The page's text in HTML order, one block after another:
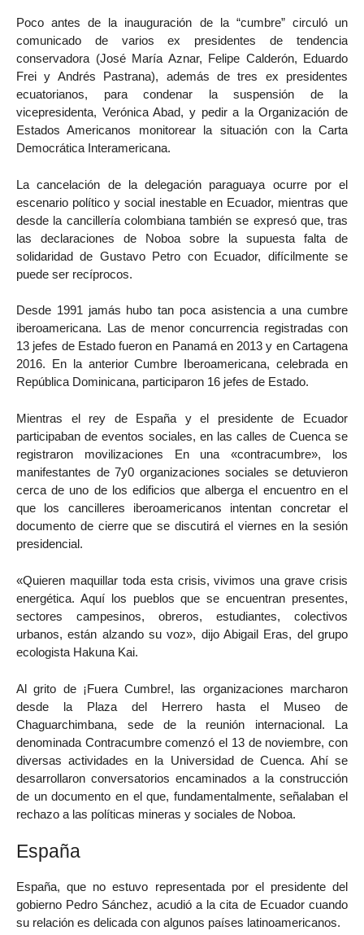
Poco antes de la inauguración de la “cumbre” circuló un
comunicado de varios ex presidentes de tendencia
conservadora (José María Aznar, Felipe Calderón, Eduardo
Frei y Andrés Pastrana), además de tres ex presidentes
ecuatorianos, para condenar la suspensión de la
vicepresidenta, Verónica Abad, y pedir a la Organización de
Estados Americanos monitorear la situación con la Carta
Democrática Interamericana.
La cancelación de la delegación paraguaya ocurre por el
escenario político y social inestable en Ecuador, mientras que
desde la cancillería colombiana también se expresó que, tras
las declaraciones de Noboa sobre la supuesta falta de
solidaridad de Gustavo Petro con Ecuador, difícilmente se
puede ser recíprocos.
Desde 1991 jamás hubo tan poca asistencia a una cumbre
iberoamericana. Las de menor concurrencia registradas con
13 jefes de Estado fueron en Panamá en 2013 y en Cartagena
2016. En la anterior Cumbre Iberoamericana, celebrada en
República Dominicana, participaron 16 jefes de Estado.
Mientras el rey de España y el presidente de Ecuador
participaban de eventos sociales, en las calles de Cuenca se
registraron movilizaciones En una «contracumbre», los
manifestantes de 7y0 organizaciones sociales se detuvieron
cerca de uno de los edificios que alberga el encuentro en el
que los cancilleres iberoamericanos intentan concretar el
documento de cierre que se discutirá el viernes en la sesión
presidencial.
«Quieren maquillar toda esta crisis, vivimos una grave crisis
energética. Aquí los pueblos que se encuentran presentes,
sectores campesinos, obreros, estudiantes, colectivos
urbanos, están alzando su voz», dijo Abigail Eras, del grupo
ecologista Hakuna Kai.
Al grito de ¡Fuera Cumbre!, las organizaciones marcharon
desde la Plaza del Herrero hasta el Museo de
Chaguarchimbana, sede de la reunión internacional. La
denominada Contracumbre comenzó el 13 de noviembre, con
diversas actividades en la Universidad de Cuenca. Ahí se
desarrollaron conversatorios encaminados a la construcción
de un documento en el que, fundamentalmente, señalaban el
rechazo a las políticas mineras y sociales de Noboa.
España
España, que no estuvo representada por el presidente del
gobierno Pedro Sánchez, acudió a la cita de Ecuador cuando
su relación es delicada con algunos países latinoamericanos.